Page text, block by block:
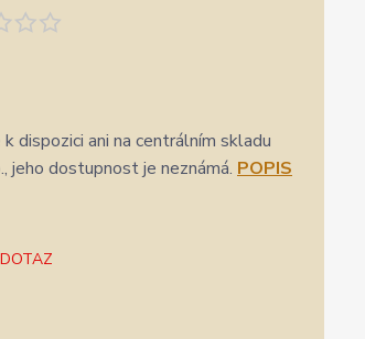
dispozici ani na centrálním skladu
jeho dostupnost je neznámá. POPIS